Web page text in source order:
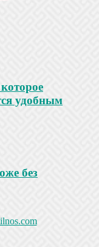
удобным
без